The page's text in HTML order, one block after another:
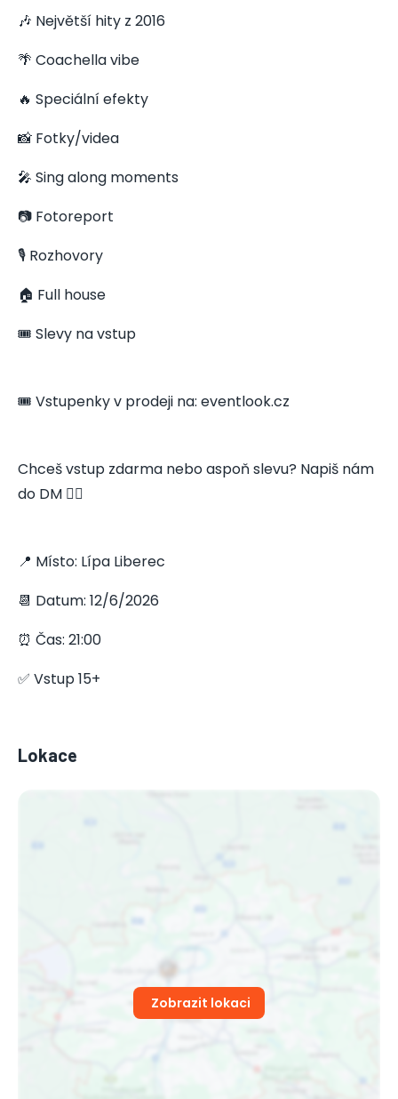
🎶 Největší hity z 2016
🌴 Coachella vibe
🔥 Speciální efekty
📸 Fotky/videa
🎤 Sing along moments
📷 Fotoreport
🎙️ Rozhovory
🏠 Full house
🎟️ Slevy na vstup
🎟️ Vstupenky v prodeji na: eventlook.cz
Chceš vstup zdarma nebo aspoň slevu? Napiš nám
do DM 👇🏻
📍 Místo: Lípa Liberec
📆 Datum: 12/6/2026
⏰ Čas: 21:00
✅ Vstup 15+
Lokace
Zobrazit lokaci